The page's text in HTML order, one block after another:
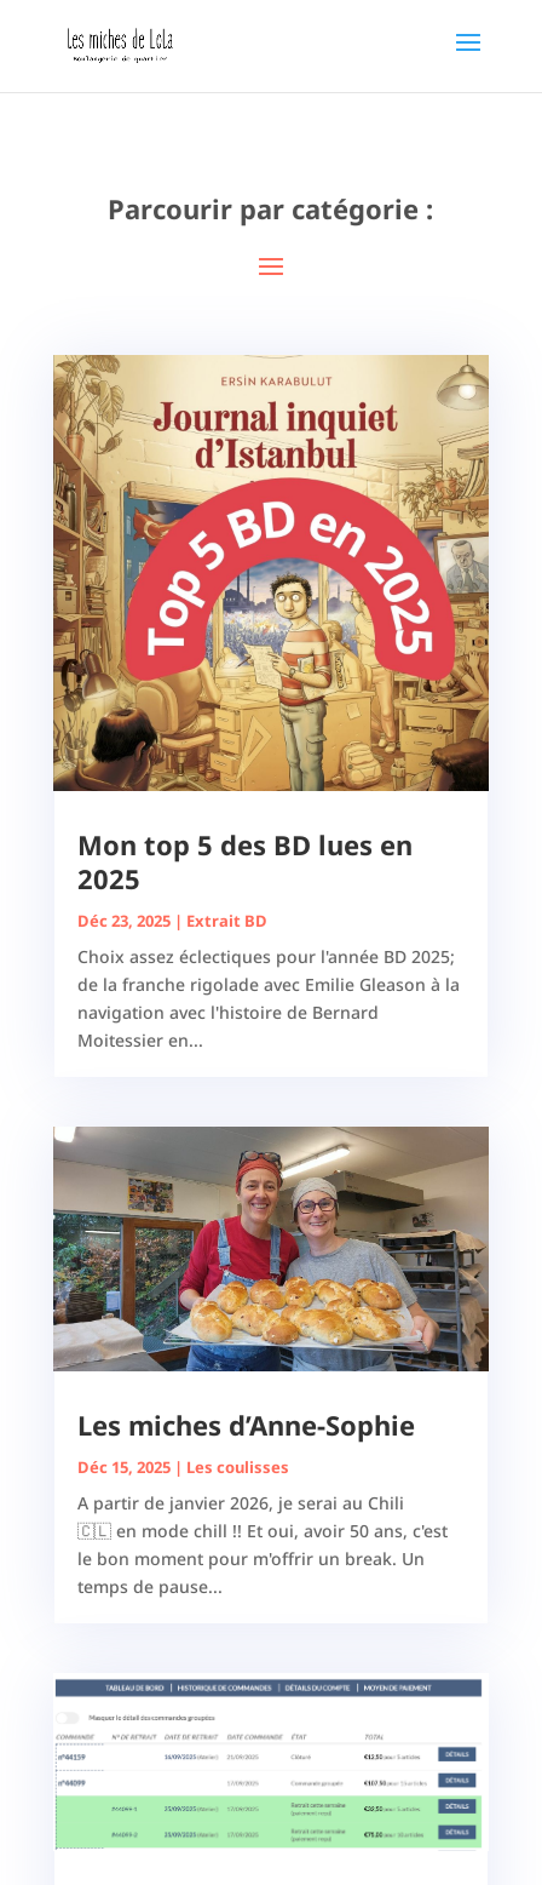
Parcourir par catégorie :
Mon top 5 des BD lues en
2025
Déc 23, 2025| Extrait BD
Choix assez éclectiques pour l'année BD 2025;
de la franche rigolade avec Emilie Gleason à la
navigation avec l'histoire de Bernard
Moitessier en...
Les miches d’Anne-Sophie
Déc 15, 2025| Les coulisses
A partir de janvier 2026, je serai au Chili
🇨🇱 en mode chill !! Et oui, avoir 50 ans, c'est
le bon moment pour m'offrir un break. Un
temps de pause...